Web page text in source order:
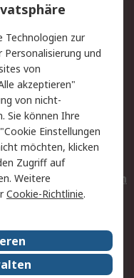
Batterien
weltweit
Technologien zur
und
von
akzeptieren"
von nicht-
Sie können Ihre
Einstellungen
möchten, klicken
Zugriff auf
Weitere
Cookie-Richtlinie.